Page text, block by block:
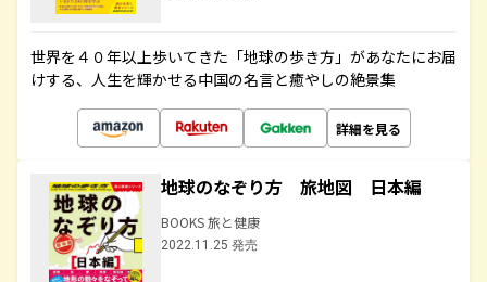
世界を４０年以上歩いてきた「地球の歩き方」があなたにお届
けする、人生を輝かせる中国の名言と癒やしの絶景集
詳細を見る
地球のなぞり方 旅地図 日本編
BOOKS 旅と健康
2022.11.25 発売